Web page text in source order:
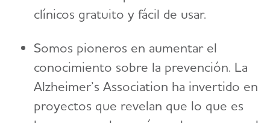
clínicos gratuito y fácil de usar.
Somos pioneros en aumentar el
conocimiento sobre la prevención. La
Alzheimer’s Association ha invertido en
proyectos que revelan que lo que es